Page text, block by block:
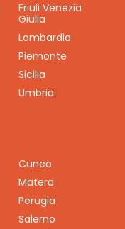
Friuli Venezia
Giulia
Lombardia
Piemonte
Sicilia
Umbria
Cuneo
Matera
Perugia
Salerno